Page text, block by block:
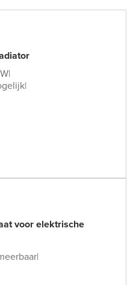
|
|
voor elektrische
|